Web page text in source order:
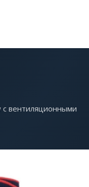
с вентиляционными